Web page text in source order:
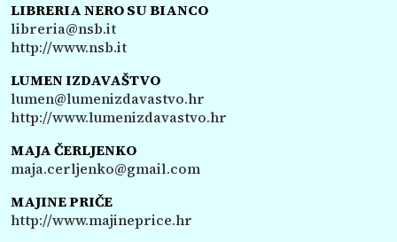
LIBRERIA NERO SU BIANCO
libreria@nsb.it
http://www.nsb.it
LUMEN IZDAVAŠTVO
lumen@lumenizdavastvo.hr
http://www.lumenizdavastvo.hr
MAJA ČERLJENKO
maja.cerljenko@gmail.com
MAJINE PRIČE
http://www.majineprice.hr